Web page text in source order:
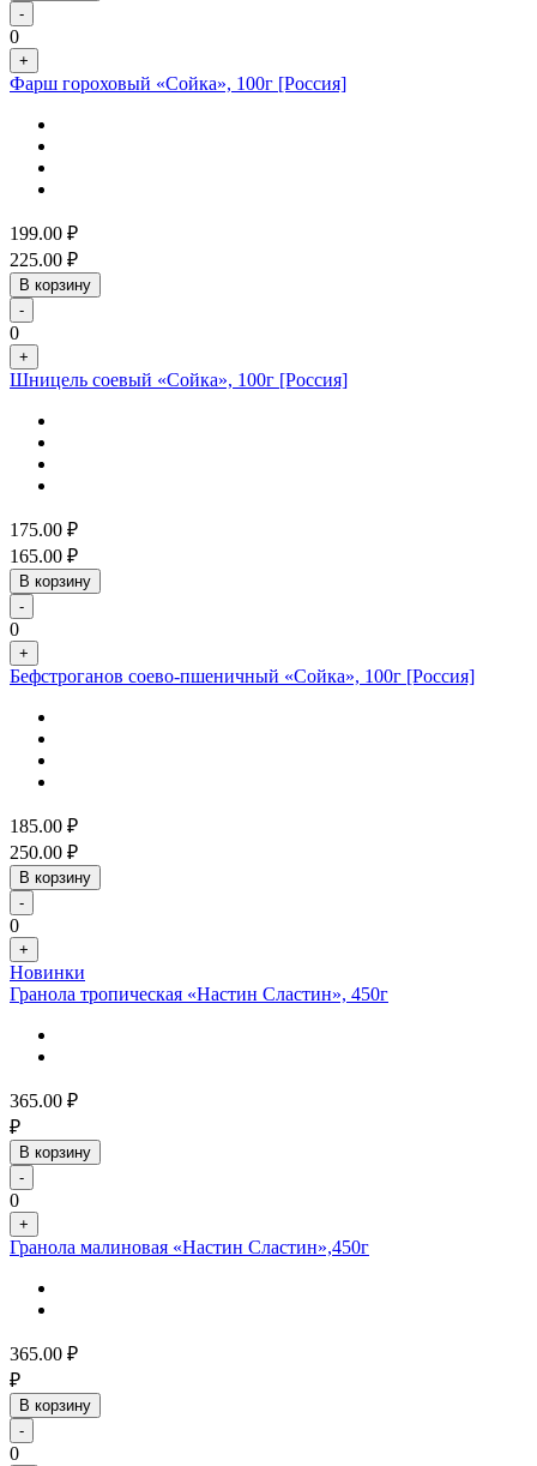
-
0
+
Фарш гороховый «Сойка», 100г [Россия]
199.00 ₽
225.00 ₽
В корзину
-
0
+
Шницель соевый «Сойка», 100г [Россия]
175.00 ₽
165.00 ₽
В корзину
-
0
+
Бефстроганов соево-пшеничный «Сойка», 100г [Россия]
185.00 ₽
250.00 ₽
В корзину
-
0
+
Новинки
Гранола тропическая «Настин Сластин», 450г
365.00 ₽
₽
В корзину
-
0
+
Гранола малиновая «Настин Сластин»,450г
365.00 ₽
₽
В корзину
-
0